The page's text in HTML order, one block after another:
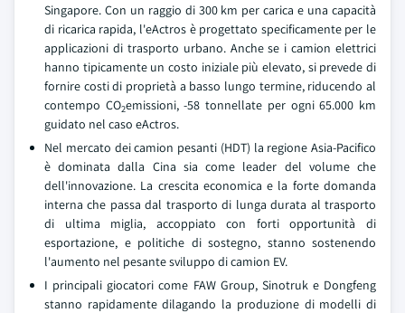
Singapore. Con un raggio di 300 km per carica e una capacità
di ricarica rapida, l'eActros è progettato specificamente per le
applicazioni di trasporto urbano. Anche se i camion elettrici
hanno tipicamente un costo iniziale più elevato, si prevede di
fornire costi di proprietà a basso lungo termine, riducendo al
contempo CO2emissioni, -58 tonnellate per ogni 65.000 km
guidato nel caso eActros.
Nel mercato dei camion pesanti (HDT) la regione Asia-Pacifico
è dominata dalla Cina sia come leader del volume che
dell'innovazione. La crescita economica e la forte domanda
interna che passa dal trasporto di lunga durata al trasporto
di ultima miglia, accoppiato con forti opportunità di
esportazione, e politiche di sostegno, stanno sostenendo
l'aumento nel pesante sviluppo di camion EV.
I principali giocatori come FAW Group, Sinotruk e Dongfeng
stanno rapidamente dilagando la produzione di modelli di